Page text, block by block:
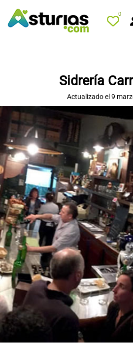
0
QUÉ HACER
ALOJAMIENTOS
RESTAURANTES
TURISMO ACTIVO
TIENDA
AGENDA
OFERTAS
CONTACTO
Sidrería
Actualizado el 9